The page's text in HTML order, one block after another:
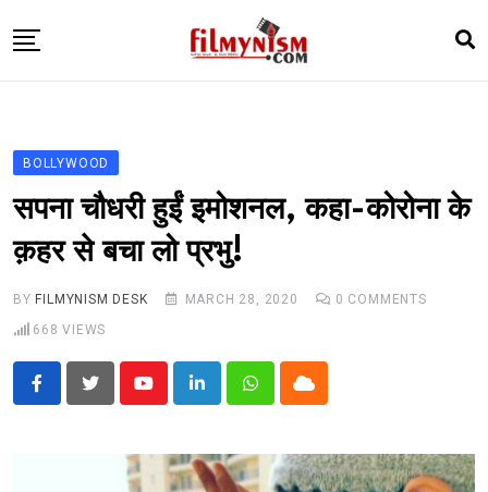
to
TELEVISION
BHOJPURI
NEWS ABTAK
STARRY SIDES
BOLLYWOOD
सपना चौधरी हुईं इमोशनल, कहा-कोरोना के
क़हर से बचा लो प्रभु!
BY FILMYNISM DESK MARCH 28, 2020 0 COMMENTS
668 VIEWS
YoutubeLinkedInWhatsappCloud